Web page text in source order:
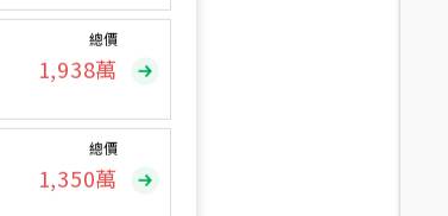
總價
1,938萬
總價
1,350萬